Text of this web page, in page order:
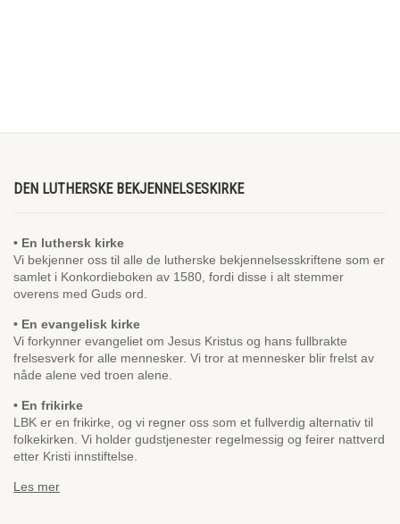
DEN LUTHERSKE BEKJENNELSESKIRKE
• En luthersk kirke
Vi bekjenner oss til alle de lutherske bekjennelsesskriftene som er
samlet i Konkordieboken av 1580, fordi disse i alt stemmer
overens med Guds ord.
• En evangelisk kirke
Vi forkynner evangeliet om Jesus Kristus og hans fullbrakte
frelsesverk for alle mennesker. Vi tror at mennesker blir frelst av
nåde alene ved troen alene.
• En frikirke
LBK er en frikirke, og vi regner oss som et fullverdig alternativ til
folkekirken. Vi holder gudstjenester regelmessig og feirer nattverd
etter Kristi innstiftelse.
Les mer